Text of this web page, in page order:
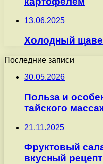
13.06.2025
Холодный
Последние записи
30.05.2026
Польза и
тайского
21.11.2025
Фруктовый
вкусный